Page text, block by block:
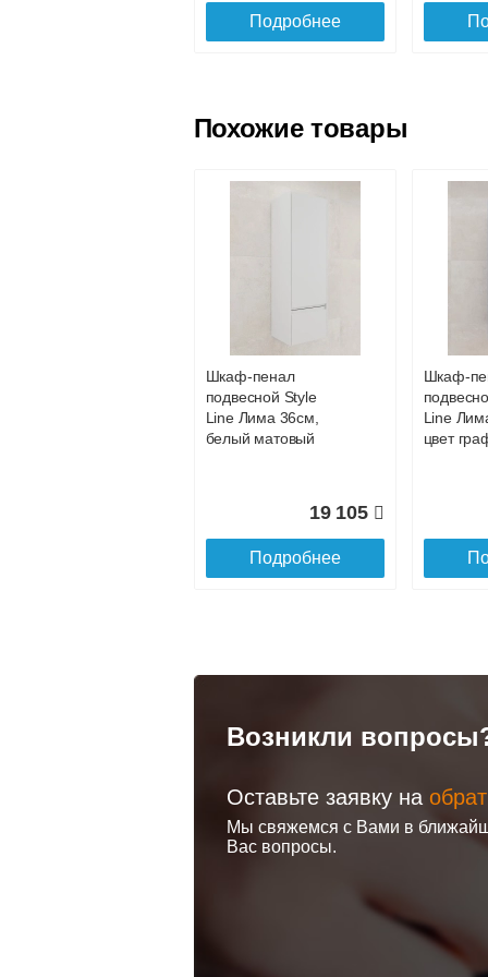
Подробнее
напольная, 2
ящика, цвет
корпуса, фасада:
Белый глянец 21 667
ящика,
корпуса,
Белый
Похожие товары
Шкаф-пенал
подвесной Style
Line Лима 36см,
белый матовый
19 105
Подробнее
Шкаф-
Line
цвет
Пенал Lemark
MIANO 35см
подвесной/
Пенал
Lemark
Возникли
Оставьте заявку на
Мы свяжемся с Вами в
Вас вопросы.